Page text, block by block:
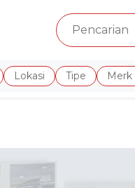
Lokasi Tipe Merk